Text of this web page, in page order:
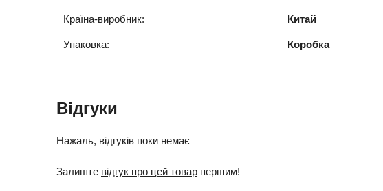
Країна-виробник: Китай
Упаковка: Коробка
Відгуки
Нажаль, відгуків поки немає
Залиште відгук про цей товар першим!